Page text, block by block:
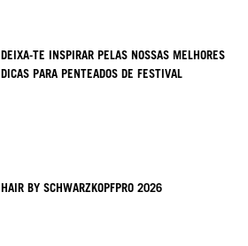
DEIXA-TE INSPIRAR PELAS NOSSAS MELHORES
DICAS PARA PENTEADOS DE FESTIVAL
HAIR BY SCHWARZKOPFPRO 2026